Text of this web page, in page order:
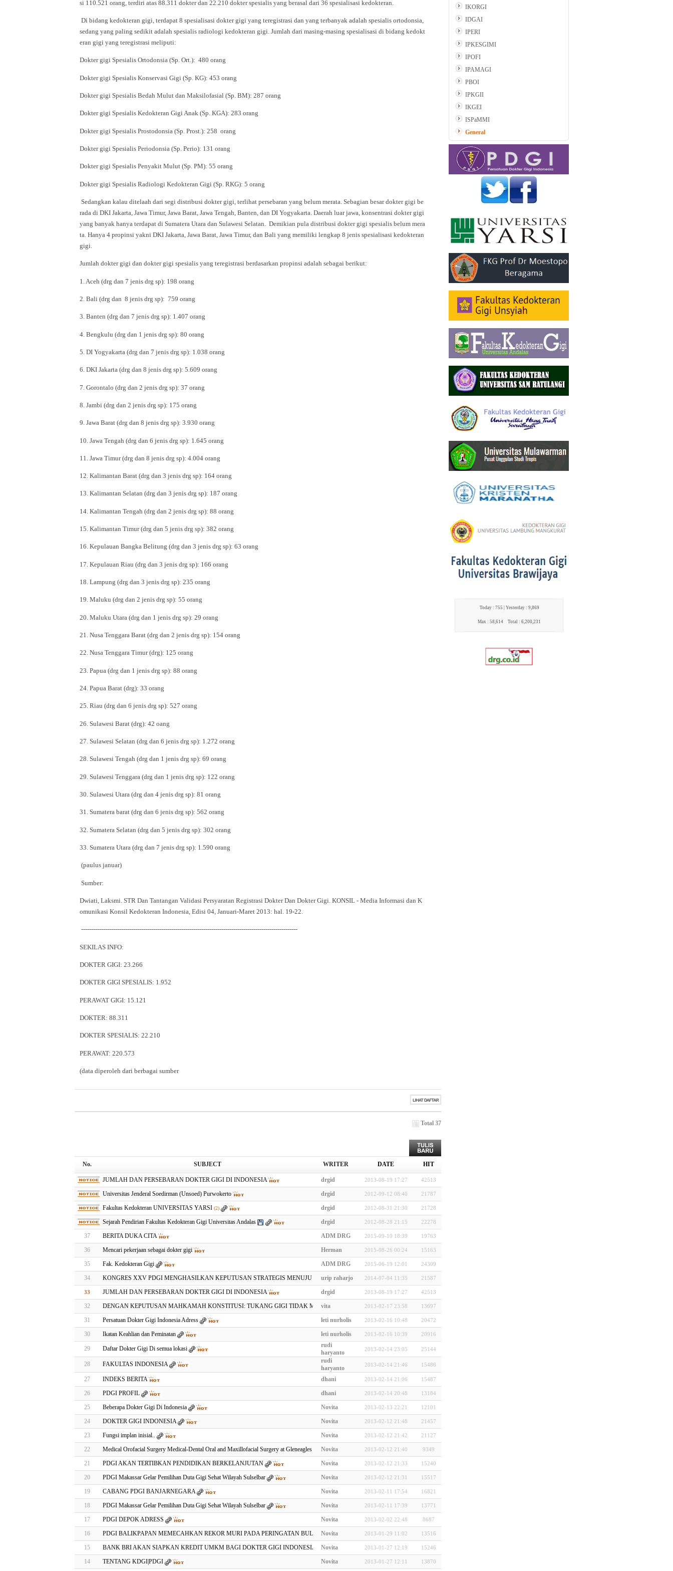
si 110.521 orang, terdiri atas 88.311 dokter dan 22.210 dokter spesialis yang berasal dari 36 spesialisasi kedokteran.
Di bidang kedokteran gigi, terdapat 8 spesialisasi dokter gigi yang teregistrasi dan yang terbanyak adalah spesialis ortodonsia,
sedang yang paling sedikit adalah spesialis radiologi kedokteran gigi. Jumlah dari masing-masing spesialisasi di bidang kedokt
eran gigi yang teregistrasi meliputi:
Dokter gigi Spesialis Ortodonsia (Sp. Ort.): 480 orang
Dokter gigi Spesialis Konservasi Gigi (Sp. KG): 453 orang
Dokter gigi Spesialis Bedah Mulut dan Maksilofasial (Sp. BM): 287 orang
Dokter gigi Spesialis Kedokteran Gigi Anak (Sp. KGA): 283 orang
Dokter gigi Spesialis Prostodonsia (Sp. Prost.): 258 orang
Dokter gigi Spesialis Periodonsia (Sp. Perio): 131 orang
Dokter gigi Spesialis Penyakit Mulut (Sp. PM): 55 orang
Dokter gigi Spesialis Radiologi Kedokteran Gigi (Sp. RKG): 5 orang
Sedangkan kalau ditelaah dari segi distribusi dokter gigi, terlihat persebaran yang belum merata. Sebagian besar dokter gigi be
rada di DKI Jakarta, Jawa Timur, Jawa Barat, Jawa Tengah, Banten, dan DI Yogyakarta. Daerah luar jawa, konsentrasi dokter gigi
yang banyak hanya terdapat di Sumatera Utara dan Sulawesi Selatan. Demikian pula distribusi dokter gigi spesialis belum mera
ta. Hanya 4 propinsi yakni DKI Jakarta, Jawa Barat, Jawa Timur, dan Bali yang memiliki lengkap 8 jenis spesialisasi kedokteran
gigi.
Jumlah dokter gigi dan dokter gigi spesialis yang teregistrasi berdasarkan propinsi adalah sebagai berikut:
1. Aceh (drg dan 7 jenis drg sp): 198 orang
2. Bali (drg dan 8 jenis drg sp): 759 orang
3. Banten (drg dan 7 jenis drg sp): 1.407 orang
4. Bengkulu (drg dan 1 jenis drg sp): 80 orang
5. DI Yogyakarta (drg dan 7 jenis drg sp): 1.038 orang
6. DKI Jakarta (drg dan 8 jenis drg sp): 5.609 orang
7. Gorontalo (drg dan 2 jenis drg sp): 37 orang
8. Jambi (drg dan 2 jenis drg sp): 175 orang
9. Jawa Barat (drg dan 8 jenis drg sp): 3.930 orang
10. Jawa Tengah (drg dan 6 jenis drg sp): 1.645 orang
11. Jawa Timur (drg dan 8 jenis drg sp): 4.004 orang
12. Kalimantan Barat (drg dan 3 jenis drg sp): 164 orang
13. Kalimantan Selatan (drg dan 3 jenis drg sp): 187 orang
14. Kalimantan Tengah (drg dan 2 jenis drg sp): 88 orang
15. Kalimantan Timur (drg dan 5 jenis drg sp): 382 orang
16. Kepulauan Bangka Belitung (drg dan 3 jenis drg sp): 63 orang
17. Kepulauan Riau (drg dan 3 jenis drg sp): 166 orang
18. Lampung (drg dan 3 jenis drg sp): 235 orang
19. Maluku (drg dan 2 jenis drg sp): 55 orang
20. Maluku Utara (drg dan 1 jenis drg sp): 29 orang
21. Nusa Tenggara Barat (drg dan 2 jenis drg sp): 154 orang
22. Nusa Tenggara Timur (drg): 125 orang
23. Papua (drg dan 1 jenis drg sp): 88 orang
24. Papua Barat (drg): 33 orang
25. Riau (drg dan 6 jenis drg sp): 527 orang
26. Sulawesi Barat (drg): 42 oang
27. Sulawesi Selatan (drg dan 6 jenis drg sp): 1.272 orang
28. Sulawesi Tengah (drg dan 1 jenis drg sp): 69 orang
29. Sulawesi Tenggara (drg dan 1 jenis drg sp): 122 orang
30. Sulawesi Utara (drg dan 4 jenis drg sp): 81 orang
31. Sumatera barat (drg dan 6 jenis drg sp): 562 orang
32. Sumatera Selatan (drg dan 5 jenis drg sp): 302 orang
33. Sumatera Utara (drg dan 7 jenis drg sp): 1.590 orang
(paulus januar)
Sumber:
Dwiati, Laksmi. STR Dan Tantangan Validasi Persyaratan Registrasi Dokter Dan Dokter Gigi. KONSIL - Media Informasi dan K
omunikasi Konsil Kedokteran Indonesia, Edisi 04, Januari-Maret 2013: hal. 19-22.
------------------------------------------------------------------------------------------------------------
SEKILAS INFO:
DOKTER GIGI: 23.266
DOKTER GIGI SPESIALIS: 1.952
PERAWAT GIGI: 15.121
DOKTER: 88.311
DOKTER SPESIALIS: 22.210
PERAWAT: 220.573
(data diperoleh dari berbagai sumber
Total 37
No. SUBJECT WRITER DATE HIT
JUMLAH DAN PERSEBARAN DOKTER GIGI DI INDONESIA drgid 2013-08-19 17:27 42513
Universitas Jenderal Soedirman (Unsoed) Purwokerto drgid 2012-09-12 08:40 21787
Fakultas Kedokteran UNIVERSITAS YARSI (2) drgid 2012-08-31 21:30 21728
Sejarah Pendirian Fakultas Kedokteran Gigi Universitas Andalas drgid 2012-08-28 21:15 22278
37 BERITA DUKA CITA ADM DRG 2015-09-10 18:39 19763
36 Mencari pekerjaan sebagai dokter gigi Herman 2015-08-26 00:24 15163
35 Fak. Kedokteran Gigi ADM DRG 2015-06-19 12:01 24309
34 KONGRES XXV PDGI MENGHASILKAN KEPUTUSAN STRATEGIS MENUJU ERA MENDATANG
urip raharjo 2014-07-04 11:35 21587
33 JUMLAH DAN PERSEBARAN DOKTER GIGI DI INDONESIA drgid 2013-08-19 17:27 42513
32 DENGAN KEPUTUSAN MAHKAMAH KONSTITUSI: TUKANG GIGI TIDAK MUTLAK BEBAS MENJALANKAN PEKERJAAN…
vita 2013-02-17 23:58 13697
31 Persatuan Dokter Gigi Indonesia Adress leti nurholis 2013-02-16 10:48 20472
30 Ikatan Keahlian dan Peminatan leti nurholis 2013-02-16 10:39 20916
29 Daftar Dokter Gigi Di semua lokasi
rudi
haryanto
2013-02-14 23:05 25144
28 FAKULTAS INDONESIA
rudi
haryanto
2013-02-14 21:46 15486
27 INDEKS BERITA dhani 2013-02-14 21:06 15487
26 PDGI PROFIL dhani 2013-02-14 20:48 13184
25 Beberapa Dokter Gigi Di Indonesia Novita 2013-02-13 22:21 12101
24 DOKTER GIGI INDONESIA Novita 2013-02-12 21:48 21457
23 Fungsi implan inisial.. Novita 2013-02-12 21:42 21127
22 Medical Orofacial Surgery Medical-Dental Oral and Maxillofacial Surgery at Gleneagles Novita 2013-02-12 21:40 9349
21 PDGI AKAN TERTIBKAN PENDIDIKAN BERKELANJUTAN Novita 2013-02-12 21:33 15240
20 PDGI Makassar Gelar Pemilihan Duta Gigi Sehat Wilayah Sulselbar Novita 2013-02-12 21:31 15517
19 CABANG PDGI BANJARNEGARA Novita 2013-02-11 17:54 16821
18 PDGI Makassar Gelar Pemilihan Duta Gigi Sehat Wilayah Sulselbar Novita 2013-02-11 17:39 13771
17 PDGI DEPOK ADRESS Novita 2013-02-02 22:48 8687
16 PDGI BALIKPAPAN MEMECAHKAN REKOR MURI PADA PERINGATAN BULAN KESEHATAN GIGI NASIONAL 2012 D…
Novita 2013-01-29 11:02 13516
15 BANK BRI AKAN SIAPKAN KREDIT UMKM BAGI DOKTER GIGI INDONESIA Novita 2013-01-27 12:19 15246
14 TENTANG KDGI|PDGI Novita 2013-01-27 12:11 13870
IKORGI
IDGAI
IPERI
IPKESGIMI
IPOFI
IPAMAGI
PBOI
IPKGII
IKGEI
ISPaMMI
General
Today : 755 | Yesterday : 9,869
Max : 58,614 Total : 6,200,231